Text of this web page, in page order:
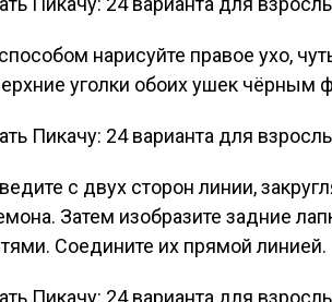
нарисуйте правое ухо,
уголки обоих ушек чёрным
с двух сторон линии,
Затем изобразите задние
Соедините их прямой линией.